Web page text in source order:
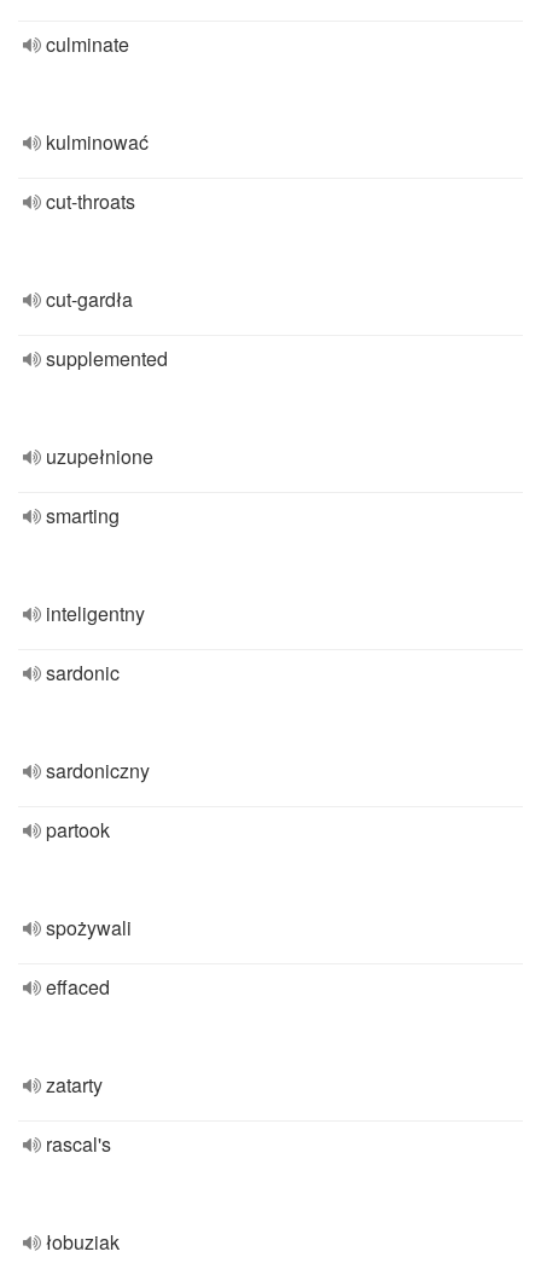
culminate
kulminować
cut-throats
cut-gardła
supplemented
uzupełnione
smarting
inteligentny
sardonic
sardoniczny
partook
spożywali
effaced
zatarty
rascal's
łobuziak